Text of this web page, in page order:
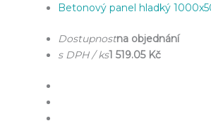
Betonový panel hladký
Dostupnostna objednání
s DPH / ks1 519.05 Kč